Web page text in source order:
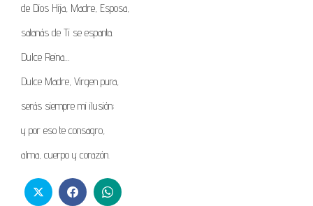
de Dios Hija, Madre, Esposa,
satanás de Ti se espanta.
Dulce Reina…
Dulce Madre, Virgen pura,
serás siempre mi ilusión;
y por eso te consagro,
alma, cuerpo y corazón.